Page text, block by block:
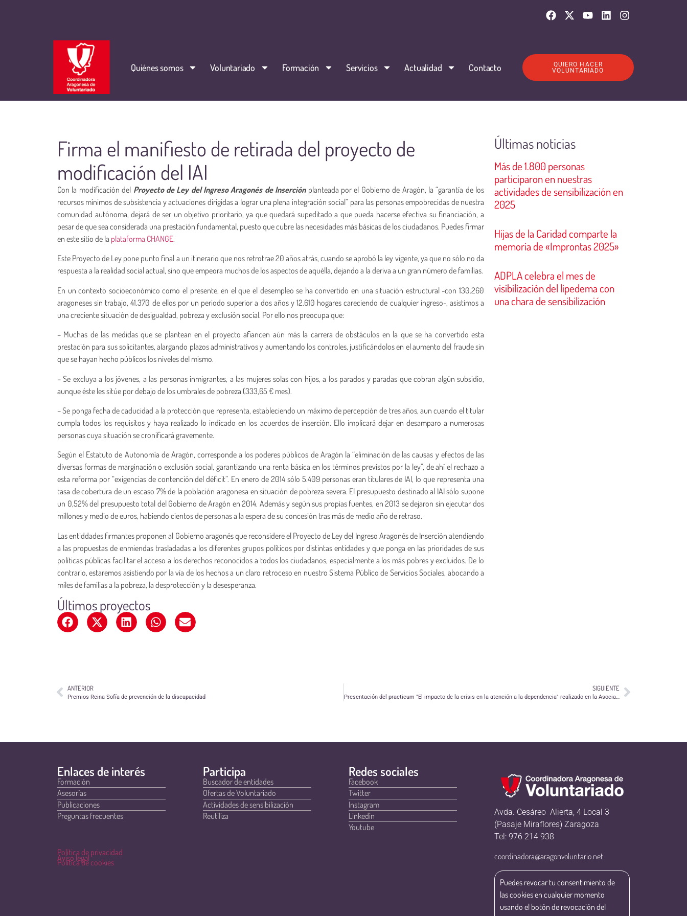
Quiénes somos Voluntariado Formación Servicios Actualidad Contacto
QUIERO HACER
VOLUNTARIADO
Firma el manifiesto de retirada del proyecto de
modificación del IAI
Con la modificación del Proyecto de Ley del Ingreso Aragonés de Inserción planteada por el Gobierno de Aragón, la “garantía de los
recursos mínimos de subsistencia y actuaciones dirigidas a lograr una plena integración social” para las personas empobrecidas de nuestra
comunidad autónoma, dejará de ser un objetivo prioritario, ya que quedará supeditado a que pueda hacerse efectiva su financiación, a
pesar de que sea considerada una prestación fundamental, puesto que cubre las necesidades más básicas de los ciudadanos. Puedes firmar
en este sitio de la plataforma CHANGE.
Este Proyecto de Ley pone punto final a un itinerario que nos retrotrae 20 años atrás, cuando se aprobó la ley vigente, ya que no sólo no da
respuesta a la realidad social actual, sino que empeora muchos de los aspectos de aquélla, dejando a la deriva a un gran número de familias.
En un contexto socioeconómico como el presente, en el que el desempleo se ha convertido en una situación estructural -con 130.260
aragoneses sin trabajo, 41.370 de ellos por un periodo superior a dos años y 12.610 hogares careciendo de cualquier ingreso-, asistimos a
una creciente situación de desigualdad, pobreza y exclusión social. Por ello nos preocupa que:
– Muchas de las medidas que se plantean en el proyecto afiancen aún más la carrera de obstáculos en la que se ha convertido esta
prestación para sus solicitantes, alargando plazos administrativos y aumentando los controles, justificándolos en el aumento del fraude sin
que se hayan hecho públicos los niveles del mismo.
– Se excluya a los jóvenes, a las personas inmigrantes, a las mujeres solas con hijos, a los parados y paradas que cobran algún subsidio,
aunque éste les sitúe por debajo de los umbrales de pobreza (333,65 € mes).
– Se ponga fecha de caducidad a la protección que representa, estableciendo un máximo de percepción de tres años, aun cuando el titular
cumpla todos los requisitos y haya realizado lo indicado en los acuerdos de inserción. Ello implicará dejar en desamparo a numerosas
personas cuya situación se cronificará gravemente.
Según el Estatuto de Autonomía de Aragón, corresponde a los poderes públicos de Aragón la “eliminación de las causas y efectos de las
diversas formas de marginación o exclusión social, garantizando una renta básica en los términos previstos por la ley”, de ahí el rechazo a
esta reforma por “exigencias de contención del déficit”. En enero de 2014 sólo 5.409 personas eran titulares de IAI, lo que representa una
tasa de cobertura de un escaso 7% de la población aragonesa en situación de pobreza severa. El presupuesto destinado al IAI sólo supone
un 0,52% del presupuesto total del Gobierno de Aragón en 2014. Además y según sus propias fuentes, en 2013 se dejaron sin ejecutar dos
millones y medio de euros, habiendo cientos de personas a la espera de su concesión tras más de medio año de retraso.
Las entiddades firmantes proponen al Gobierno aragonés que reconsidere el Proyecto de Ley del Ingreso Aragonés de Inserción atendiendo
a las propuestas de enmiendas trasladadas a los diferentes grupos políticos por distintas entidades y que ponga en las prioridades de sus
políticas públicas facilitar el acceso a los derechos reconocidos a todos los ciudadanos, especialmente a los más pobres y excluidos. De lo
contrario, estaremos asistiendo por la vía de los hechos a un claro retroceso en nuestro Sistema Público de Servicios Sociales, abocando a
miles de familias a la pobreza, la desprotección y la desesperanza.
Últimos proyectos
Últimas noticias
Más de 1.800 personas
participaron en nuestras
actividades de sensibilización en
2025
Hijas de la Caridad comparte la
memoria de «Improntas 2025»
ADPLA celebra el mes de
visibilización del lipedema con
una chara de sensibilización
ANTERIOR
Premios Reina Sofía de prevención de la discapacidad
SIGUIENTE
Presentación del practicum "El impacto de la crisis en la atención a la dependencia" realizado en la Asociación Voluntariado en Geriatría
Enlaces de interés
Formación
Asesorías
Publicaciones
Preguntas frecuentes
Política de privacidad
Aviso legal
Política de cookies
Participa
Buscador de entidades
Ofertas de Voluntariado
Actividades de sensibilización
Reutiliza
Redes sociales
Facebook
Twitter
Instagram
Linkedin
Youtube
Avda. Cesáreo Alierta, 4 Local 3
(Pasaje Miraflores) Zaragoza
Tel: 976 214 938
coordinadora@aragonvoluntario.net
Puedes revocar tu consentimiento de
las cookies en cualquier momento
usando el botón de revocación del